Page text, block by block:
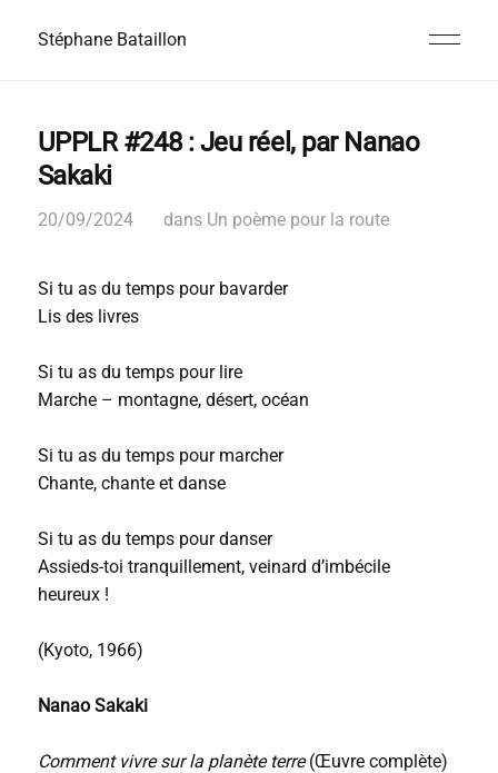
Stéphane Bataillon
UPPLR #248 : Jeu réel, par Nanao
Sakaki
20/09/2024 dans Un poème pour la route
Si tu as du temps pour bavarder
Lis des livres
Si tu as du temps pour lire
Marche – montagne, désert, océan
Si tu as du temps pour marcher
Chante, chante et danse
Si tu as du temps pour danser
Assieds-toi tranquillement, veinard d’imbécile
heureux !
(Kyoto, 1966)
Nanao Sakaki
Comment vivre sur la planète terre(Œuvre complète)